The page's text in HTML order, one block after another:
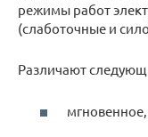
режимы работ
(слаботочные и
Различают
мгновенное,